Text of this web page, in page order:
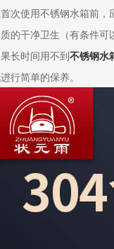
次使用不锈钢水箱前
的干净卫生（有条件可
长时间用不到不锈钢水
行简单的保养。